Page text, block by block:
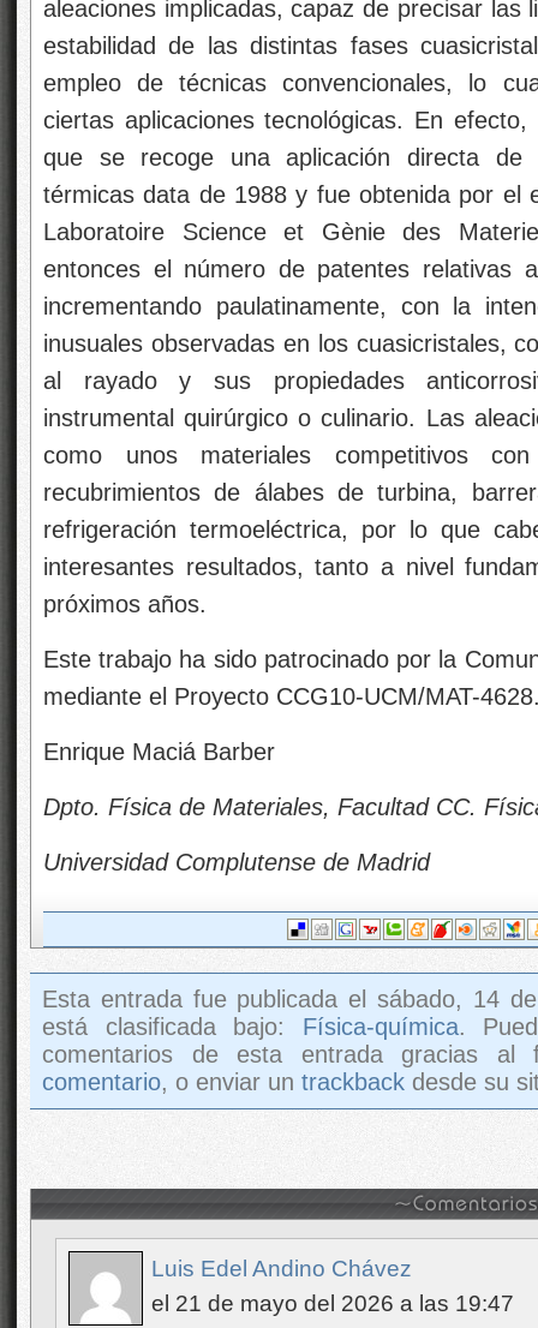
aleaciones implicadas, capaz de precisar las
estabilidad de las distintas fases
empleo de técnicas convencionales, lo
ciertas aplicaciones tecnológicas. En
que se recoge una aplicación directa de
térmicas data de 1988 y fue obtenida por el
Laboratoire Science et Gènie des
entonces el número de patentes relativas
incrementando paulatinamente, con la
inusuales observadas en los cuasicristales,
al rayado y sus propiedades
instrumental quirúrgico o culinario. Las
como unos materiales competitivos
recubrimientos de álabes de turbina,
refrigeración termoeléctrica, por lo que
interesantes resultados, tanto a nivel
próximos años.
Este trabajo ha sido patrocinado por la
mediante el Proyecto CCG10-UCM/MAT-
Enrique Maciá Barber
Dpto. Física de Materiales, Facultad CC.
Universidad Complutense de Madrid
Esta entrada fue publicada el sábado, 14
está clasificada bajo: Física-química.
comentarios de esta entrada gracias
comentario, o enviar un trackback desde su
Luis Edel Andino Chávez
el 21 de mayo del 2026 a las 19:47